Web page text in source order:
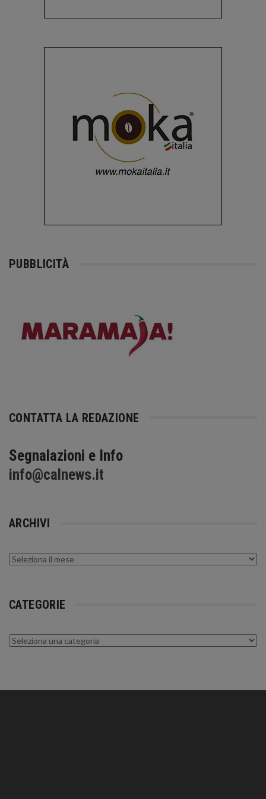
PUBBLICITÀ
CONTATTA LA REDAZIONE
Segnalazioni e Info
info@calnews.it
ARCHIVI
Archivi
CATEGORIE
Categorie